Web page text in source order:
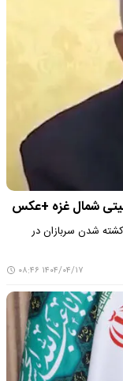
شمال غزه +عکس
کشته شدن سربازان در
۱۴۰۴/۰۴/۱۷ ۰۸:۴۶